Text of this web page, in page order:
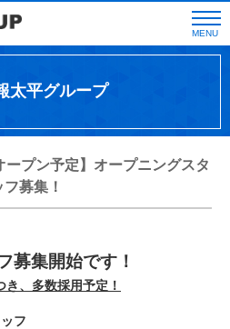
MENU
太平グループ
ープン予定】オープニングスタ
フ募集！
募集開始です！
、多数採用予定！
フ